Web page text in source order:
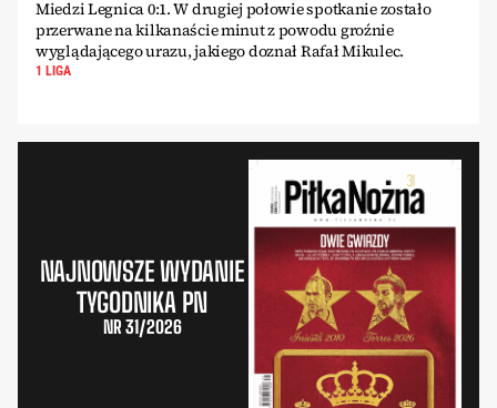
Miedzi Legnica 0:1. W drugiej połowie spotkanie zostało
przerwane na kilkanaście minut z powodu groźnie
wyglądającego urazu, jakiego doznał Rafał Mikulec.
1 LIGA
NAJNOWSZE WYDANIE
TYGODNIKA PN
NR 31/2026